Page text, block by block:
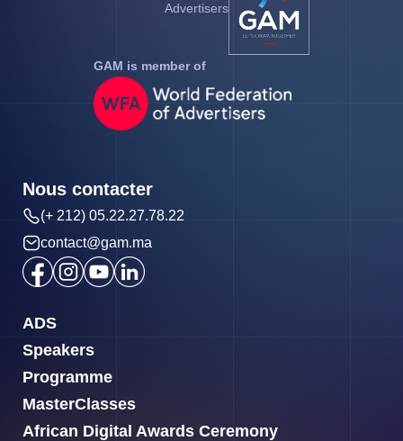
Advertisers
GAM is member of
ADS
Speakers
Programme
MasterClasses
African Digital Awards Ceremony
Nous contacter
(+ 212) 05.22.27.78.22
contact@gam.ma